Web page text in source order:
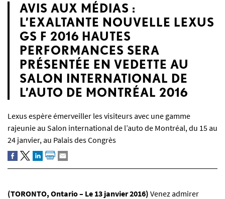
AVIS AUX MÉDIAS :
L’EXALTANTE NOUVELLE LEXUS
GS F 2016 HAUTES
PERFORMANCES SERA
PRÉSENTÉE EN VEDETTE AU
SALON INTERNATIONAL DE
L’AUTO DE MONTRÉAL 2016
Lexus espère émerveiller les visiteurs avec une gamme
rajeunie au Salon international de l’auto de Montréal, du 15 au
24 janvier, au Palais des Congrès
(TORONTO, Ontario – Le 13 janvier 2016) Venez admirer